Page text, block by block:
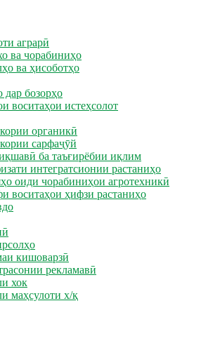
аграрӣ
ва чорабиниҳо
ва ҳисоботҳо
дар бозорҳо
воситаҳои истеҳсолот
органикӣ
сарфаҷӯй
ба таъғирёбии иқлим
интегратсионии растаниҳо
оиди чорабиниҳои агротехникӣ
воситаҳои ҳифзи растаниҳо
кишоварзӣ
рекламавӣ
хок
маҳсулоти х/қ